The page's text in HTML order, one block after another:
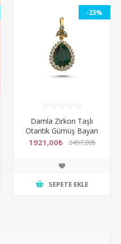
-23%
Üç Sıra Tamtur Beyaz
Zirkon Taş Rodyum
Kaplama Gümüş Bayan
1263,00₺ 1642,00₺
SEPETE EKLE